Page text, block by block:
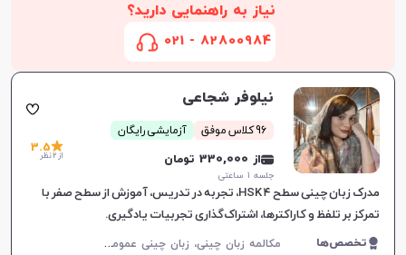
نیاز به راهنمایی دارید؟
82800984 - 021
نیلوفر شجاعی
96 کلاس موفق آزمایشی رایگان
از 330,000 تومان
جلسه ۱ ساعتی
3.5
از 2 نظر
مدرک زبان چینی سطح HSK ۴، تجربه در تدریس، آموزش از سطح صفر با
تمرکز بر تلفظ و کاراکترها، اشتراک‌گذاری تجربیات یادگیری.
تخصص‌ها م
کالمه زبان چینی، زبان چینی عمومی، زبان چینی کودکان